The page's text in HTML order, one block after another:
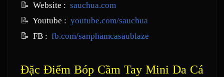
📝 Website : sauchua.com
📝 Youtube : youtube.com/sauchua
📝 FB : fb.com/sanphamcasaublaze
Đặc Điểm Bóp Cầm Tay Mini Da Cá